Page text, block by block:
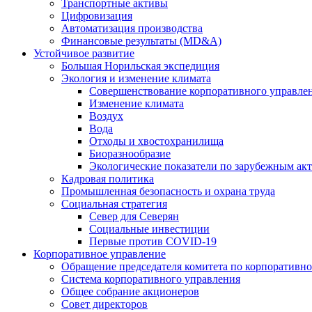
Транспортные активы
Цифровизация
Автоматизация производства
Финансовые результаты (MD&A)
Устойчивое развитие
Большая Норильская экспедиция
Экология и изменение климата
Совершенствование корпоративного
Изменение климата
Воздух
Вода
Отходы и хвостохранилища
Биоразнообразие
Экологические показатели по зарубежным
Кадровая политика
Промышленная безопасность и охрана труда
Социальная стратегия
Север для Северян
Социальные инвестиции
Первые против COVID‑19
Корпоративное управление
Обращение председателя комитета по
Система корпоративного управления
Общее собрание акционеров
Совет директоров